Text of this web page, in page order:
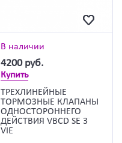
В наличии
4200 руб.
Купить
ТРЕХЛИНЕЙНЫЕ
ТОРМОЗНЫЕ КЛАПАНЫ
ОДНОСТОРОННЕГО
ДЕЙСТВИЯ VBCD SE 3
VIE